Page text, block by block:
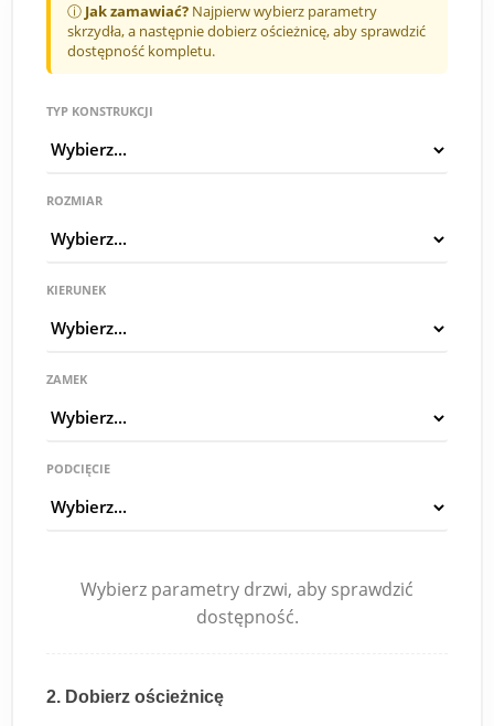
ⓘ Jak zamawiać? Najpierw wybierz parametry
skrzydła, a następnie dobierz ościeżnicę, aby sprawdzić
dostępność kompletu.
TYP KONSTRUKCJI
ROZMIAR
KIERUNEK
ZAMEK
PODCIĘCIE
Wybierz parametry drzwi, aby sprawdzić
dostępność.
2. Dobierz ościeżnicę